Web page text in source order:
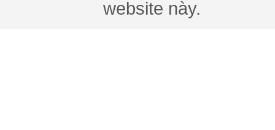
website này.